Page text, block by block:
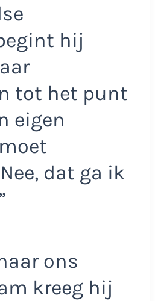
hij
tot het punt
eigen
dat ga ik
ons
kreeg hij